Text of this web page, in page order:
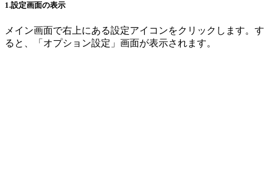
1.設定画面の表示
メイン画面で右上にある設定アイコンをクリックします。す
ると、「オプション設定」画面が表示されます。